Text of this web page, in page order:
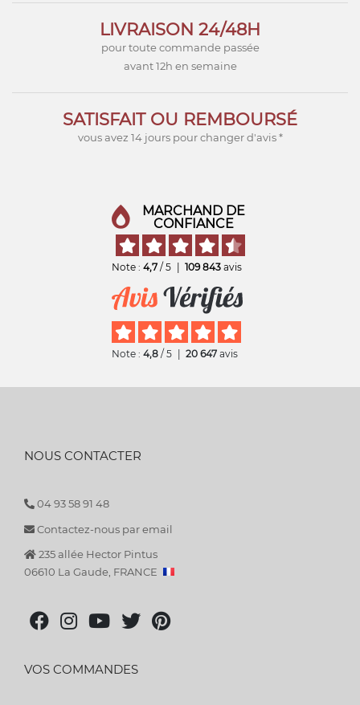
LIVRAISON 24/48H
pour toute commande passée
avant 12h en semaine
SATISFAIT OU REMBOURSÉ
vous avez 14 jours pour changer d'avis *
MARCHAND DE
CONFIANCE
Note : 4,7 / 5 109 843 avis
Note : 4,8 / 5 20 647 avis
NOUS CONTACTER
04 93 58 91 48
Contactez-nous par email
235 allée Hector Pintus
06610 La Gaude, FRANCE
VOS COMMANDES